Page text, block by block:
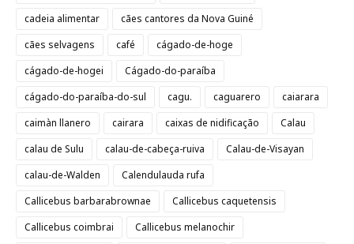
cadeia alimentar
cães cantores da Nova Guiné
cães selvagens
café
cágado-de-hoge
cágado-de-hogei
Cágado-do-paraíba
cágado-do-paraíba-do-sul
cagu. caguarero
caiarara
caimàn llanero
cairara caixas de nidificação
Calau
calau de Sulu
calau-de-cabeça-ruiva
Calau-de-Visayan
calau-de-Walden
Calendulauda rufa
Callicebus barbarabrownae
Callicebus caquetensis
Callicebus coimbrai
Callicebus melanochir